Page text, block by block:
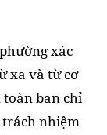
xác
xa và từ cơ
toàn ban chỉ
trách nhiệm